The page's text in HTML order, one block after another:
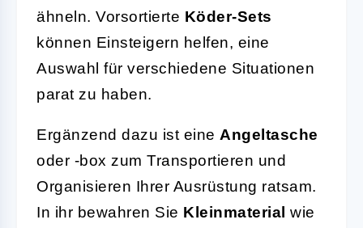
ähneln. Vorsortierte Köder-Sets
können Einsteigern helfen, eine
Auswahl für verschiedene Situationen
parat zu haben.
Ergänzend dazu ist eine Angeltasche
oder -box zum Transportieren und
Organisieren Ihrer Ausrüstung ratsam.
In ihr bewahren Sie Kleinmaterial wie